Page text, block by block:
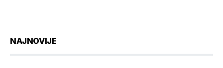
NAJNOVIJE